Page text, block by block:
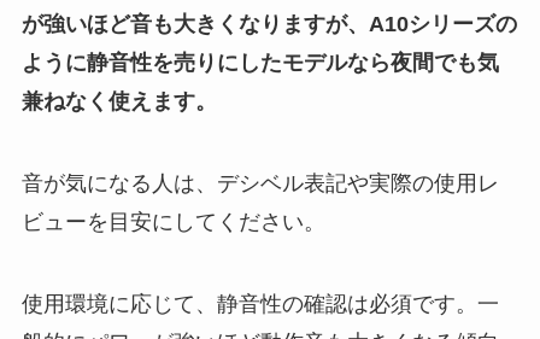
が強いほど音も大きくなりますが、A10シリーズの
ように静音性を売りにしたモデルなら夜間でも気
兼ねなく使えます。
音が気になる人は、デシベル表記や実際の使用レ
ビューを目安にしてください。
使用環境に応じて、静音性の確認は必須です。一